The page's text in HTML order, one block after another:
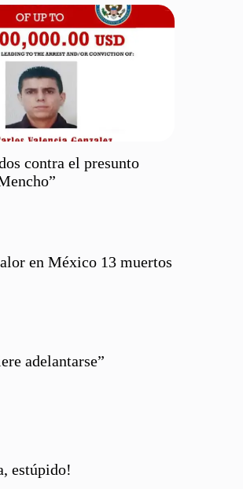
contra el presunto
en México 13 muertos
adelantarse”
estúpido!